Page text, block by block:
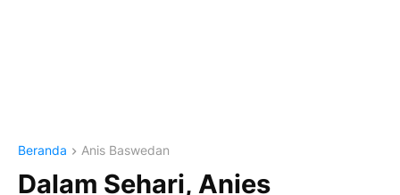
Beranda Anis Baswedan
Dalam Sehari, Anies